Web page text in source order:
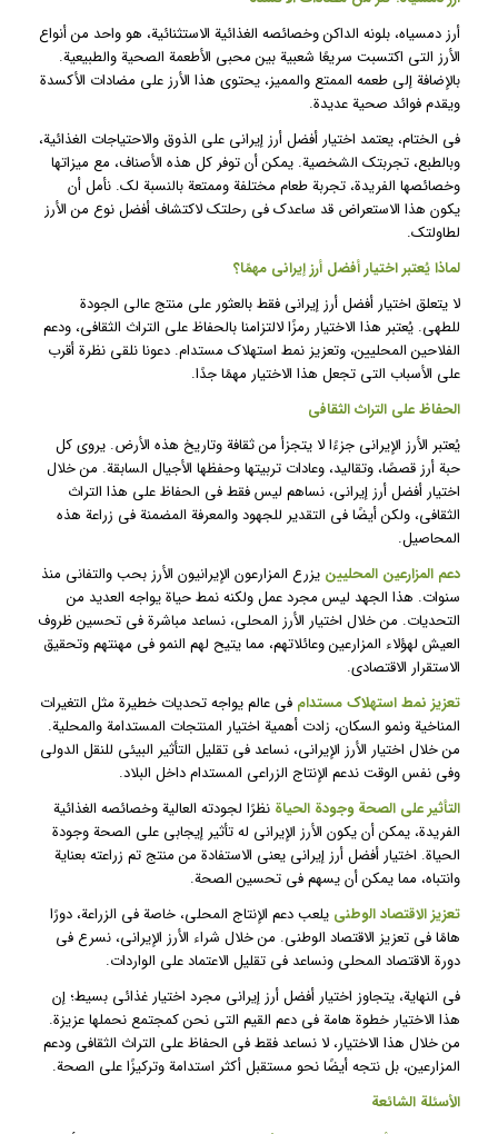
أرز دمسياه، بلونه الداكن وخصائصه الغذائية الاستثنائية، هو واحد من أنواع
الأرز التي اكتسبت سريعًا شعبية بين محبي الأطعمة الصحية والطبيعية.
بالإضافة إلى طعمه الممتع والمميز، يحتوي هذا الأرز على مضادات الأكسدة
ويقدم فوائد صحية عديدة.
في الختام، يعتمد اختيار أفضل أرز إيراني على الذوق والاحتياجات الغذائية،
وبالطبع، تجربتك الشخصية. يمكن أن توفر كل هذه الأصناف، مع ميزاتها
وخصائصها الفريدة، تجربة طعام مختلفة وممتعة بالنسبة لك. نأمل أن
يكون هذا الاستعراض قد ساعدك في رحلتك لاكتشاف أفضل نوع من الأرز
لطاولتك.
لماذا يُعتبر اختيار أفضل أرز إيراني مهمًا؟
لا يتعلق اختيار أفضل أرز إيراني فقط بالعثور على منتج عالي الجودة
للطهي. يُعتبر هذا الاختيار رمزًا لالتزامنا بالحفاظ على التراث الثقافي، ودعم
الفلاحين المحليين، وتعزيز نمط استهلاك مستدام. دعونا نلقي نظرة أقرب
على الأسباب التي تجعل هذا الاختيار مهمًا جدًا.
الحفاظ على التراث الثقافي
يُعتبر الأرز الإيراني جزءًا لا يتجزأ من ثقافة وتاريخ هذه الأرض. يروي كل
حبة أرز قصصًا، وتقاليد، وعادات تربيتها وحفظها الأجيال السابقة. من خلال
اختيار أفضل أرز إيراني، نساهم ليس فقط في الحفاظ على هذا التراث
الثقافي، ولكن أيضًا في التقدير للجهود والمعرفة المضمنة في زراعة هذه
المحاصيل.
دعم المزارعين المحليين يزرع المزارعون الإيرانيون الأرز بحب والتفاني منذ
سنوات. هذا الجهد ليس مجرد عمل ولكنه نمط حياة يواجه العديد من
التحديات. من خلال اختيار الأرز المحلي، نساعد مباشرة في تحسين ظروف
العيش لهؤلاء المزارعين وعائلاتهم، مما يتيح لهم النمو في مهنتهم وتحقيق
الاستقرار الاقتصادي.
تعزيز نمط استهلاك مستدام في عالم يواجه تحديات خطيرة مثل التغيرات
المناخية ونمو السكان، زادت أهمية اختيار المنتجات المستدامة والمحلية.
من خلال اختيار الأرز الإيراني، نساعد في تقليل التأثير البيئي للنقل الدولي
وفي نفس الوقت ندعم الإنتاج الزراعي المستدام داخل البلاد.
التأثير على الصحة وجودة الحياة نظرًا لجودته العالية وخصائصه الغذائية
الفريدة، يمكن أن يكون الأرز الإيراني له تأثير إيجابي على الصحة وجودة
الحياة. اختيار أفضل أرز إيراني يعني الاستفادة من منتج تم زراعته بعناية
وانتباه، مما يمكن أن يسهم في تحسين الصحة.
تعزيز الاقتصاد الوطني يلعب دعم الإنتاج المحلي، خاصة في الزراعة، دورًا
هامًا في تعزيز الاقتصاد الوطني. من خلال شراء الأرز الإيراني، نسرع في
دورة الاقتصاد المحلي ونساعد في تقليل الاعتماد على الواردات.
في النهاية، يتجاوز اختيار أفضل أرز إيراني مجرد اختيار غذائي بسيط؛ إن
هذا الاختيار خطوة هامة في دعم القيم التي نحن كمجتمع نحملها عزيزة.
من خلال هذا الاختيار، لا نساعد فقط في الحفاظ على التراث الثقافي ودعم
المزارعين، بل نتجه أيضًا نحو مستقبل أكثر استدامة وتركيزًا على الصحة.
الأسئلة الشائعة